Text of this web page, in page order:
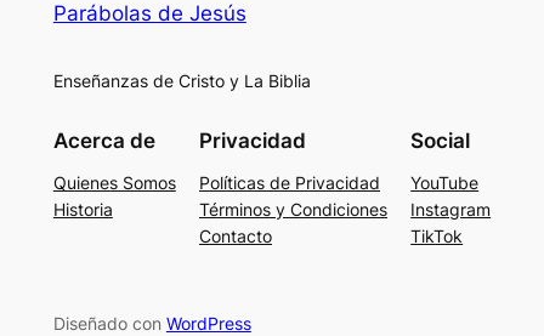
Parábolas de Jesús
Enseñanzas de Cristo y La Biblia
Acerca de
Quienes Somos
Historia
Privacidad
Políticas de Privacidad
Términos y Condiciones
Contacto
Social
YouTube
Instagram
TikTok
Diseñado con WordPress